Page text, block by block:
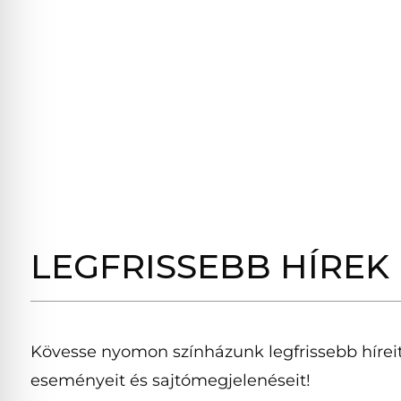
LEGFRISSEBB HÍREK
Kövesse nyomon színházunk legfrissebb
eseményeit és sajtómegjelenéseit!